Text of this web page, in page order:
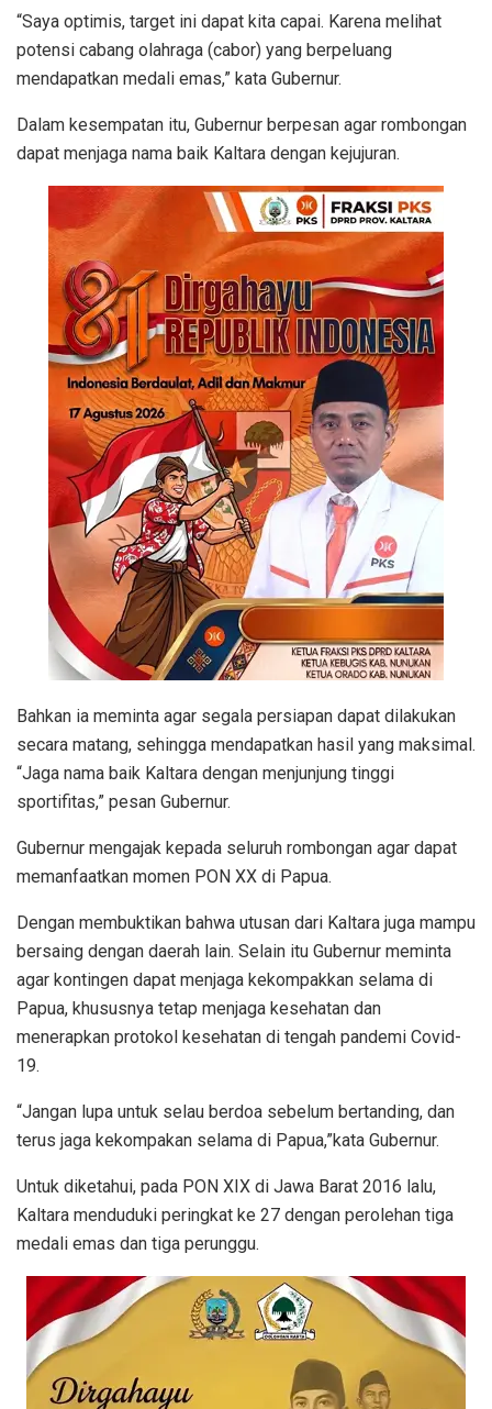
“Saya optimis, target ini dapat kita capai. Karena melihat
potensi cabang olahraga (cabor) yang berpeluang
mendapatkan medali emas,” kata Gubernur.
Dalam kesempatan itu, Gubernur berpesan agar rombongan
dapat menjaga nama baik Kaltara dengan kejujuran.
Bahkan ia meminta agar segala persiapan dapat dilakukan
secara matang, sehingga mendapatkan hasil yang maksimal.
“Jaga nama baik Kaltara dengan menjunjung tinggi
sportifitas,” pesan Gubernur.
Gubernur mengajak kepada seluruh rombongan agar dapat
memanfaatkan momen PON XX di Papua.
Dengan membuktikan bahwa utusan dari Kaltara juga mampu
bersaing dengan daerah lain. Selain itu Gubernur meminta
agar kontingen dapat menjaga kekompakkan selama di
Papua, khususnya tetap menjaga kesehatan dan
menerapkan protokol kesehatan di tengah pandemi Covid-
19.
“Jangan lupa untuk selau berdoa sebelum bertanding, dan
terus jaga kekompakan selama di Papua,”kata Gubernur.
Untuk diketahui, pada PON XIX di Jawa Barat 2016 lalu,
Kaltara menduduki peringkat ke 27 dengan perolehan tiga
medali emas dan tiga perunggu.